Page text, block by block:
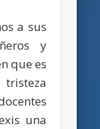
a sus
y
que es
una